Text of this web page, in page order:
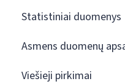
Statistiniai duomenys
Asmens duomenų
Viešieji pirkimai